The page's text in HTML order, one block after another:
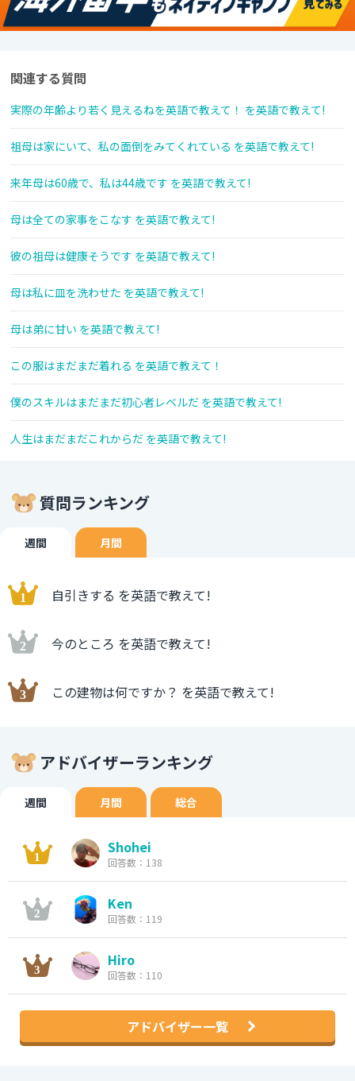
関連する質問
実際の年齢より若く見えるねを英語で教えて！ を英語で教えて!
祖母は家にいて、私の面倒をみてくれている を英語で教えて!
来年母は60歳で、私は44歳です を英語で教えて!
母は全ての家事をこなす を英語で教えて!
彼の祖母は健康そうです を英語で教えて!
母は私に皿を洗わせた を英語で教えて!
母は弟に甘い を英語で教えて!
この服はまだまだ着れる を英語で教えて！
僕のスキルはまだまだ初心者レベルだ を英語で教えて!
人生はまだまだこれからだ を英語で教えて!
質問ランキング
週間 月間
自引きする を英語で教えて!
今のところ を英語で教えて!
この建物は何ですか？ を英語で教えて!
アドバイザーランキング
週間 月間 総合
Shohei
回答数：138
Ken
回答数：119
Hiro
回答数：110
アドバイザー一覧